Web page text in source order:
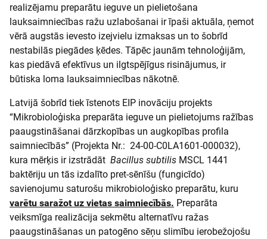
realizējamu preparātu ieguve un pielietošana
lauksaimniecības ražu uzlabošanai ir īpaši aktuāla, ņemot
vērā augstās ievesto izejvielu izmaksas un to šobrīd
nestabilās piegādes ķēdes. Tāpēc jaunām tehnoloģijām,
kas piedāvā efektīvus un ilgtspējīgus risinājumus, ir
būtiska loma lauksaimniecības nākotnē.
Latvijā šobrīd tiek īstenots EIP inovāciju projekts
“Mikrobioloģiska preparāta ieguve un pielietojums ražības
paaugstināšanai dārzkopības un augkopības profila
saimniecībās” (Projekta Nr.: 24-00-C0LA1601-000032),
kura mērķis ir izstrādāt Bacillus subtilis MSCL 1441
baktēriju un tās izdalīto pret-sēnīšu (fungicīdo)
savienojumu saturošu mikrobioloģisko preparātu, kuru
varētu saražot uz vietas saimniecībās. Preparāta
veiksmīga realizācija sekmētu alternatīvu ražas
paaugstināšanas un patogēno sēņu slimību ierobežojošu